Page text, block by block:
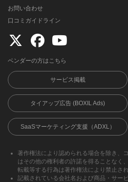
お問い合わせ
口コミガイドライン
ベンダーの方はこちら
サービス掲載
タイアップ広告 (BOXIL Ads)
SaaSマーケティング支援（ADXL）
著作権法により認められる場合を除き、
はその他の権利者の許諾を得ることなく
転載等する行為は著作権法により禁止され
記載されている会社名および商品・サー